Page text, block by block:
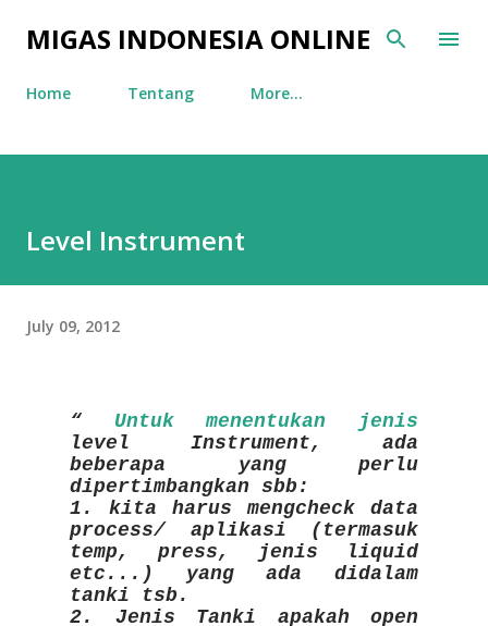
Skip to main content
MIGAS INDONESIA ONLINE
Home Tentang More…
Level Instrument
July 09, 2012
Untuk menentukan jenis
level Instrument, ada
beberapa yang perlu
dipertimbangkan sbb:
1. kita harus mengcheck data
process/ aplikasi (termasuk
temp, press, jenis liquid
etc...) yang ada didalam
tanki tsb.
2. Jenis Tanki apakah open